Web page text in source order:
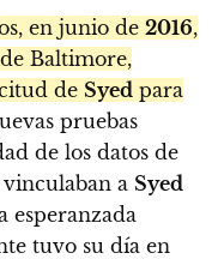
en junio de 2016,
Baltimore,
de Syed para
pruebas
de los datos de
a Syed
esperanzada
tuvo su día en